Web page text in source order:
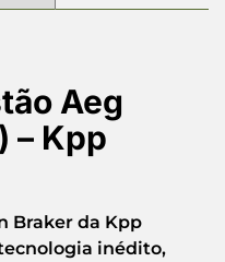
Aeg
– Kpp
Braker da Kpp
inédito,